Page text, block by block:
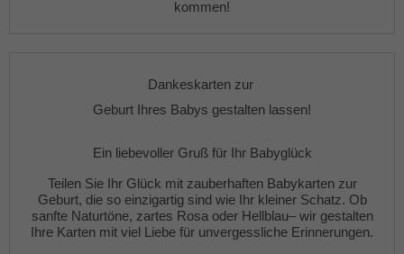
kommen!
Dankeskarten zur
Geburt Ihres Babys gestalten lassen!
Ein liebevoller Gruß für Ihr Babyglück
Teilen Sie Ihr Glück mit zauberhaften Babykarten zur
Geburt, die so einzigartig sind wie Ihr kleiner Schatz. Ob
sanfte Naturtöne, zartes Rosa oder Hellblau– wir gestalten
Ihre Karten mit viel Liebe für unvergessliche Erinnerungen.